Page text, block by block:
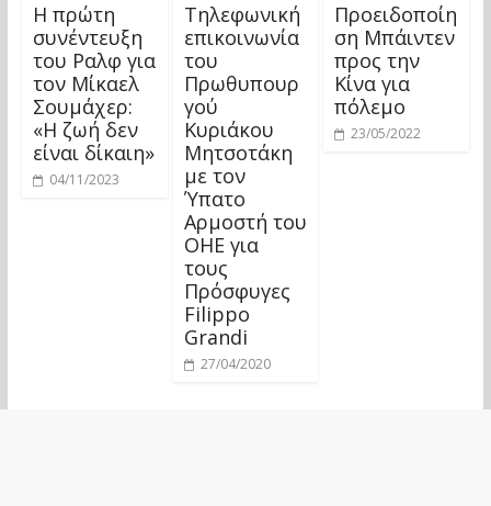
Η πρώτη
συνέντευξη
του Ραλφ για
τον Μίκαελ
Σουμάχερ:
«Η ζωή δεν
είναι δίκαιη»
04/11/2023
Τηλεφωνική
επικοινωνία
του
Πρωθυπουρ
γού
Κυριάκου
Μητσοτάκη
με τον
Ύπατο
Αρμοστή του
ΟΗΕ για
τους
Πρόσφυγες
Filippo
Grandi
27/04/2020
Προειδοποίη
ση Μπάιντεν
προς την
Κίνα για
πόλεμο
23/05/2022